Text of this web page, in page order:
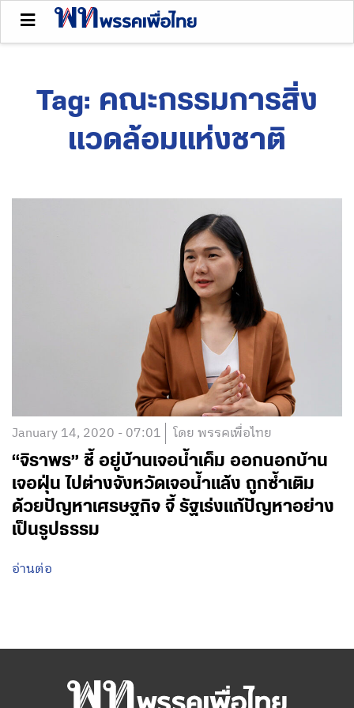
Tag: คณะกรรมการสิ่ง
แวดล้อมแห่งชาติ
January 14, 2020 - 07:01 โดย พรรคเพื่อไทย
“จิราพร” ชี้ อยู่บ้านเจอน้ำเค็ม ออกนอกบ้าน
เจอฝุ่น ไปต่างจังหวัดเจอน้ำแล้ง ถูกซ้ำเติม
ด้วยปัญหาเศรษฐกิจ จี้ รัฐเร่งแก้ปัญหาอย่าง
เป็นรูปธรรม
อ่านต่อ